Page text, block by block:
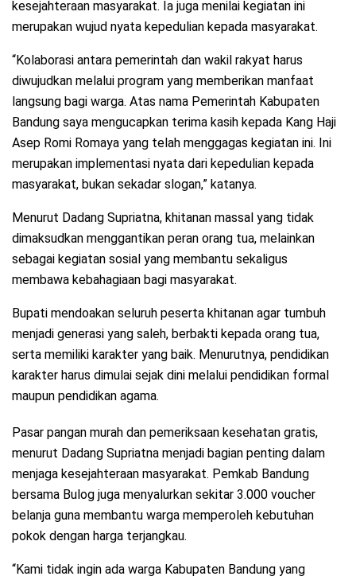
kesejahteraan masyarakat. Ia juga menilai kegiatan ini
merupakan wujud nyata kepedulian kepada masyarakat.
“Kolaborasi antara pemerintah dan wakil rakyat harus
diwujudkan melalui program yang memberikan manfaat
langsung bagi warga. Atas nama Pemerintah Kabupaten
Bandung saya mengucapkan terima kasih kepada Kang Haji
Asep Romi Romaya yang telah menggagas kegiatan ini. Ini
merupakan implementasi nyata dari kepedulian kepada
masyarakat, bukan sekadar slogan,” katanya.
Menurut Dadang Supriatna, khitanan massal yang tidak
dimaksudkan menggantikan peran orang tua, melainkan
sebagai kegiatan sosial yang membantu sekaligus
membawa kebahagiaan bagi masyarakat.
Bupati mendoakan seluruh peserta khitanan agar tumbuh
menjadi generasi yang saleh, berbakti kepada orang tua,
serta memiliki karakter yang baik. Menurutnya, pendidikan
karakter harus dimulai sejak dini melalui pendidikan formal
maupun pendidikan agama.
Pasar pangan murah dan pemeriksaan kesehatan gratis,
menurut Dadang Supriatna menjadi bagian penting dalam
menjaga kesejahteraan masyarakat. Pemkab Bandung
bersama Bulog juga menyalurkan sekitar 3.000 voucher
belanja guna membantu warga memperoleh kebutuhan
pokok dengan harga terjangkau.
“Kami tidak ingin ada warga Kabupaten Bandung yang